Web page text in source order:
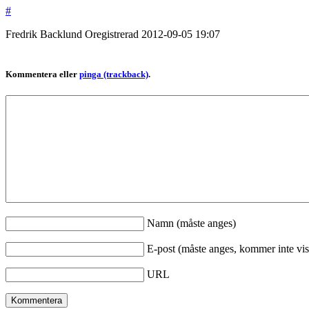
#
Fredrik Backlund Oregistrerad 2012-09-05 19:07
Kommentera eller pinga (trackback).
Namn (måste anges)
E-post (måste anges, kommer inte
URL